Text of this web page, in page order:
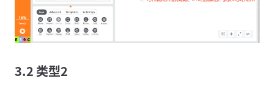
3.2 类型2